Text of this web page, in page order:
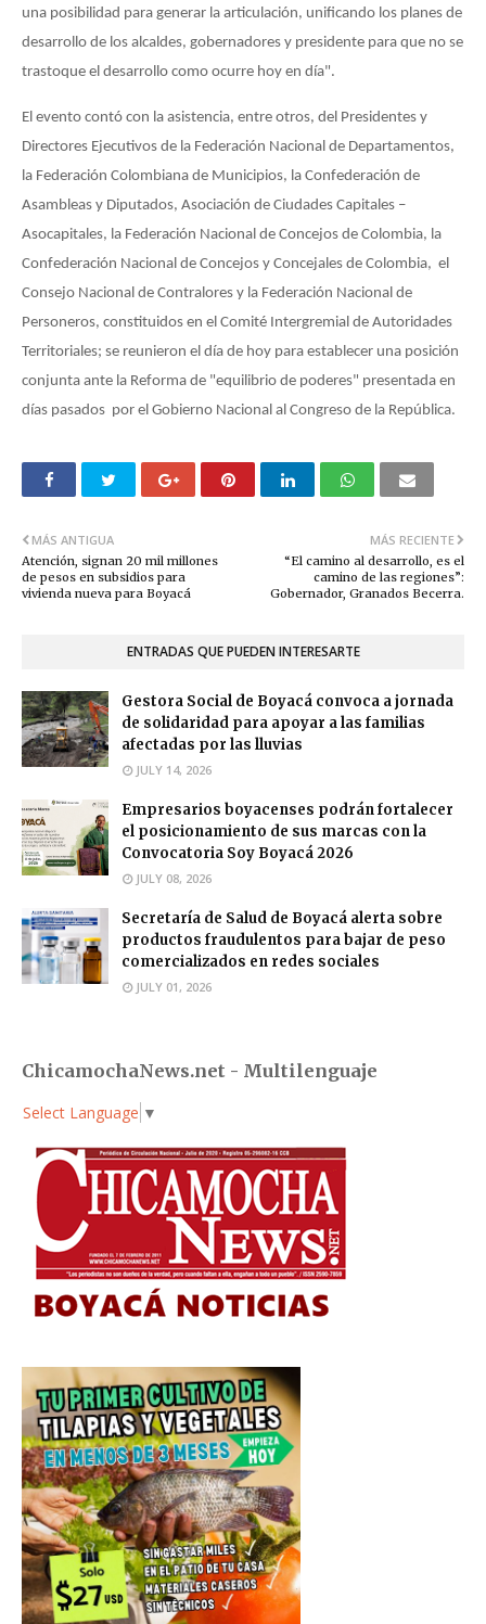
una posibilidad para generar la articulación, unificando los planes de
desarrollo de los alcaldes, gobernadores y presidente para que no se
trastoque el desarrollo como ocurre hoy en día".
El evento contó con la asistencia, entre otros, del Presidentes y
Directores Ejecutivos de la Federación Nacional de Departamentos,
la Federación Colombiana de Municipios, la Confederación de
Asambleas y Diputados, Asociación de Ciudades Capitales –
Asocapitales, la Federación Nacional de Concejos de Colombia, la
Confederación Nacional de Concejos y Concejales de Colombia, el
Consejo Nacional de Contralores y la Federación Nacional de
Personeros, constituidos en el Comité Intergremial de Autoridades
Territoriales; se reunieron el día de hoy para establecer una posición
conjunta ante la Reforma de "equilibrio de poderes" presentada en
días pasados por el Gobierno Nacional al Congreso de la República.
MÁS RECIENTE
“El camino al desarrollo, es el
camino de las regiones”:
Gobernador, Granados Becerra.
MÁS ANTIGUA
Atención, signan 20 mil millones
de pesos en subsidios para
vivienda nueva para Boyacá
ENTRADAS QUE PUEDEN INTERESARTE
Gestora Social de Boyacá convoca a jornada
de solidaridad para apoyar a las familias
afectadas por las lluvias
JULY 14, 2026
Empresarios boyacenses podrán fortalecer
el posicionamiento de sus marcas con la
Convocatoria Soy Boyacá 2026
JULY 08, 2026
Secretaría de Salud de Boyacá alerta sobre
productos fraudulentos para bajar de peso
comercializados en redes sociales
JULY 01, 2026
ChicamochaNews.net - Multilenguaje
Select Language ▼